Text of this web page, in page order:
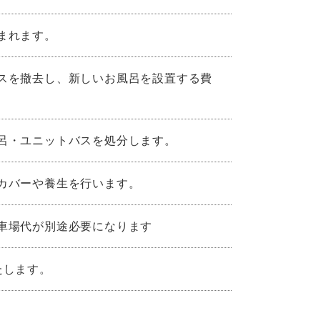
れます。
を撤去し、新しいお風呂を設置する費
ユニットバスを処分します。
ーや養生を行います。
代が別途必要になります
ます。